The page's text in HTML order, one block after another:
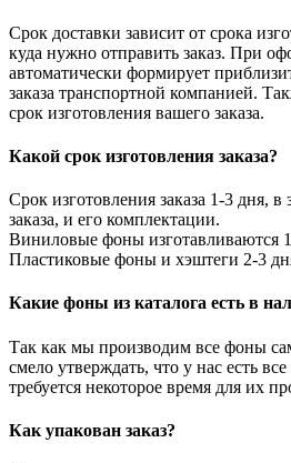
Срок доставки зависит от срока
куда нужно отправить заказ. При
автоматически формирует
заказа транспортной компанией.
срок изготовления вашего заказа.
Какой срок изготовления заказа?
Срок изготовления заказа 1-3 дня, в
заказа, и его комплектации.
Виниловые фоны изготавливаются
Пластиковые фоны и хэштеги 2-3
Какие фоны из каталога есть в
Так как мы производим все фоны
смело утверждать, что у нас есть
требуется некоторое время для их
Как упакован заказ?